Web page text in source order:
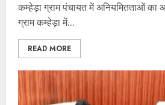
कम्हेड़ा ग्राम पंचायत में अनियमितताओं
ग्राम कम्हेड़ा में...
READ MORE